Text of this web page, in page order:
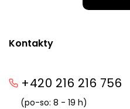
Kontakty
+420 216 216 756
(po-so: 8 - 19 h)